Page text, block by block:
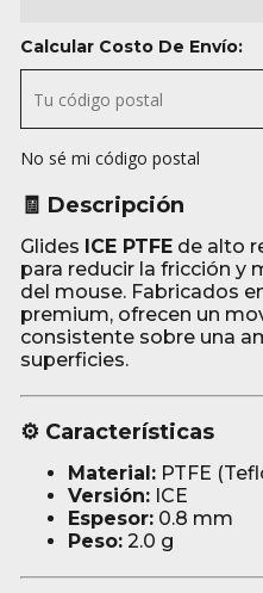
Calcular Costo De Envío:
No sé mi código postal
🧾 Descripción
Glides ICE PTFEde alto
para reducir la fricción y
del mouse. Fabricados
premium, ofrecen un
consistente sobre una
superficies.
⚙️ Características
Material:PTFE
Versión:ICE
Espesor:0.8 mm
Peso:2.0 g